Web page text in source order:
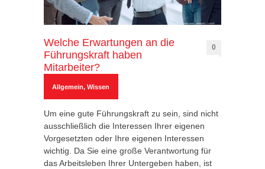
Welche Erwartungen an die
Führungskraft haben
Mitarbeiter?
0
Allgemein, Wissen
Um eine gute Führungskraft zu sein, sind nicht
ausschließlich die Interessen Ihrer eigenen
Vorgesetzten oder Ihre eigenen Interessen
wichtig. Da Sie eine große Verantwortung für
das Arbeitsleben Ihrer Untergeben haben, ist